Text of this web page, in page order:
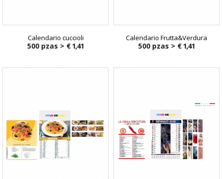
Calendario cuccioli
500 pzas > € 1,41
Calendario Frutta&Verdura
500 pzas > € 1,41